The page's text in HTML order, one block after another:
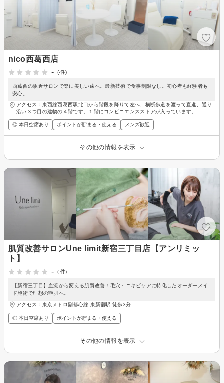
nico西葛西店
-
(-件)
西葛西の駅近サロンで楽に美しい歯へ。最新技術で食事制限なし。初心者も経験者も
安心。
アクセス：東西線西葛西駅北口から階段を降りて左へ、横断歩道を渡って直進、通り
沿い３つ目の建物の４階です。１階にコンビニエンスストアが入っています。
◎ 本日空席あり ポイントが貯まる・使える メンズ歓迎
その他の情報を表示
肌質改善サロンUne limit新宿三丁目店【アンリミッ
ト】
-
(-件)
【新宿三丁目】血流から変える肌質改善！毛穴・ニキビケアに特化したオーダーメイ
ド施術で理想の艶肌へ。
アクセス：東京メトロ副都心線 東新宿駅 徒歩3分
◎ 本日空席あり ポイントが貯まる・使える
その他の情報を表示